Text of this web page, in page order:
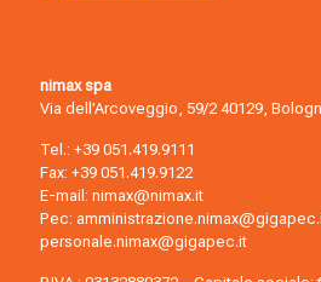
nimax spa
Via dell’Arcoveggio, 59/2 40129,
Tel.: +39 051.419.9111
Fax: +39 051.419.9122
E-mail: nimax@nimax.it
Pec:
personale.nimax@gigapec.it